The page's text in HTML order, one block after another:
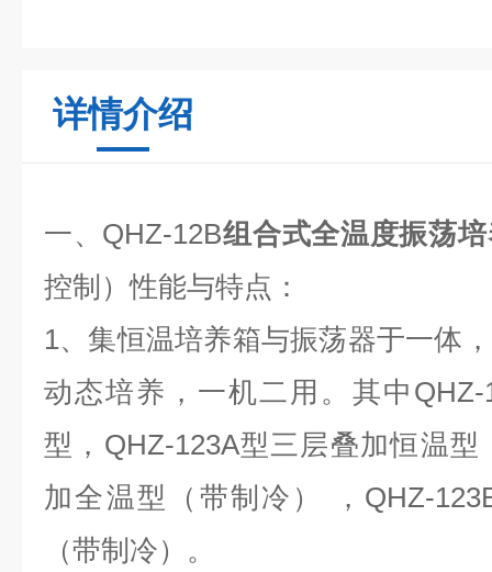
详情介绍
一、QHZ-12B组合式全温度振荡
控制）性能与特点：
1、集恒温培养箱与振荡器于一体
动态培养，一机二用。其中
型，QHZ-123A型三层叠加恒温型
加全温型（带制冷） ，QHZ-
（带制冷）。